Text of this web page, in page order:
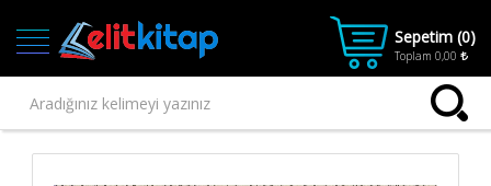
Sepetim (0)
Toplam 0,00